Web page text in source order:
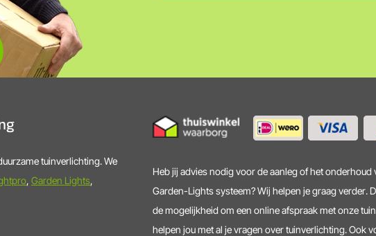
tuinverlichting. We
, Garden Lights,
Heb jij advies nodig voor de aanleg of het
Garden-Lights systeem? Wij helpen je graag verder.
de mogelijkheid om een online afspraak met onze
helpen jou met al je vragen over tuinverlichting. Ook